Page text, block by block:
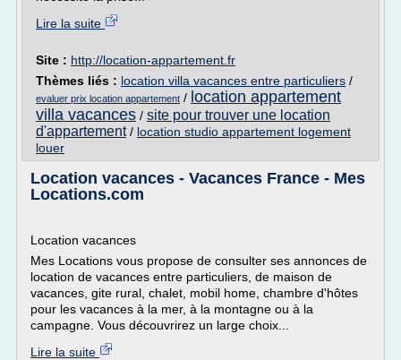
Lire la suite
Site : http://location-appartement.fr
Thèmes liés : location villa vacances entre particuliers /
evaluer prix location appartement / location appartement
villa vacances / site pour trouver une location
d'appartement/ location studio appartement logement
louer
Location vacances - Vacances France - Mes
Locations.com
Location vacances
Mes Locations vous propose de consulter ses annonces de
location de vacances entre particuliers, de maison de
vacances, gite rural, chalet, mobil home, chambre d'hôtes
pour les vacances à la mer, à la montagne ou à la
campagne. Vous découvrirez un large choix...
Lire la suite